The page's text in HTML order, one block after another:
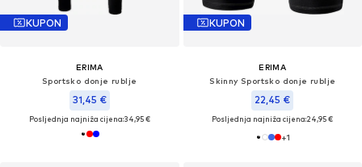
KUPON
ERIMA
Sportsko donje rublje
31,45 €
Posljednja najniža cijena:34,95 €
KUPON
ERIMA
Skinny Sportsko donje rublje
22,45 €
Posljednja najniža cijena:24,95 €
+1